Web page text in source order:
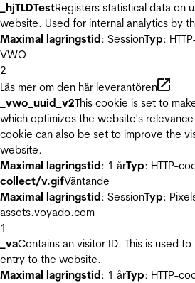
_hjTLDTestRegisters statistical data on
website. Used for internal analytics by
Maximal lagringstid: SessionTyp:
VWO
2
Läs mer om den här leverantören
_vwo_uuid_v2This cookie is set to
which optimizes the website's
cookie can also be set to improve the
website.
Maximal lagringstid: 1 årTyp: HTTP-
collect/v.gifVäntande
Maximal lagringstid: SessionTyp:
assets.voyado.com
1
_vaContains an visitor ID. This is used
entry to the website.
Maximal lagringstid: 1 årTyp: HTTP-